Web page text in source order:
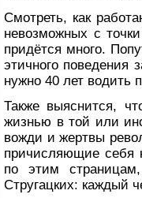
Смотреть, как
невозможных с
придётся много.
этичного поведения
нужно 40 лет водить
Также выяснится,
жизнью в той или
вожди и жертвы
причисляющие себя
по этим
Стругацких: каждый